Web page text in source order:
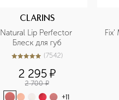
CLARINS
Natural Lip Perfector
Блеск для губ
5из 57542 (7542)
2 295 ¤
2 700 ¤
+11
Fix'